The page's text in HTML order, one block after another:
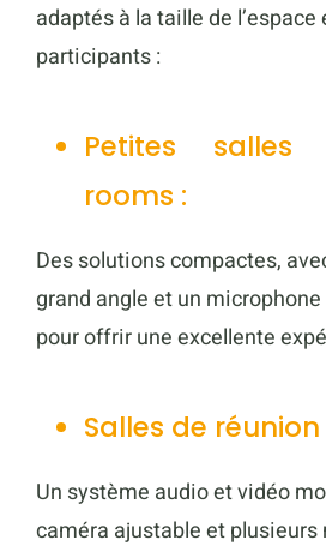
adaptés à la taille de
participants :
Petites
rooms :
Des solutions compactes,
grand angle et un
pour offrir une excellente
Salles de
Un système audio et vidéo
caméra ajustable et plusieurs